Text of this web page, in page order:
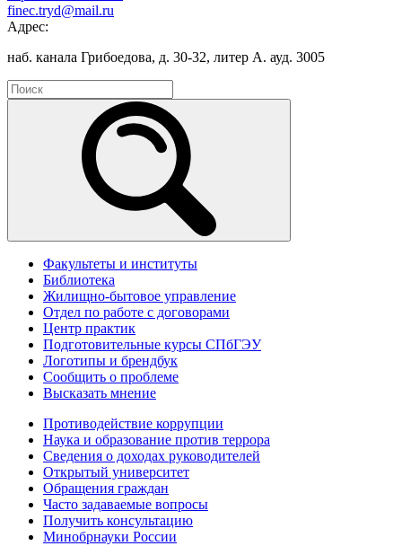
finec.tryd@mail.ru
Адрес:
наб. канала Грибоедова, д. 30-32, литер А. ауд. 3005
Факультеты и институты
Библиотека
Жилищно-бытовое управление
Отдел по работе с договорами
Центр практик
Подготовительные курсы СПбГЭУ
Логотипы и брендбук
Сообщить о проблеме
Высказать мнение
Противодействие коррупции
Наука и образование против террора
Сведения о доходах руководителей
Открытый университет
Обращения граждан
Часто задаваемые вопросы
Получить консультацию
Минобрнауки России